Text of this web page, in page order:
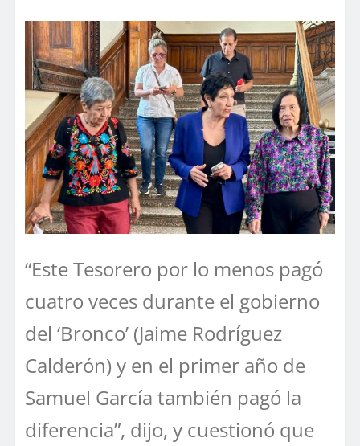
“Este Tesorero por lo menos pagó
cuatro veces durante el gobierno
del ‘Bronco’ (Jaime Rodríguez
Calderón) y en el primer año de
Samuel García también pagó la
diferencia”, dijo, y cuestionó que